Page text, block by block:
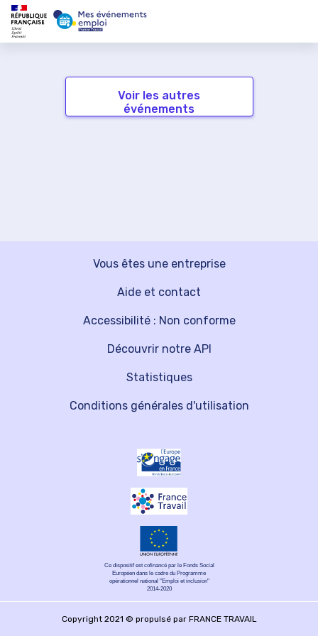
Voir les autres
événements
Vous êtes une entreprise
Découvrir notre API
Aide et contact
Statistiques
Accessibilité : Non conforme
Conditions générales d'utilisation
Ce dispositif est cofinancé par le Fonds Social
Européen dans le cadre du Programme
opérationnel national "Emploi et inclusion"
2014-2020
Copyright 2021 © propulsé par FRANCE TRAVAIL